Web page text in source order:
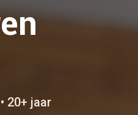
20+ jaar